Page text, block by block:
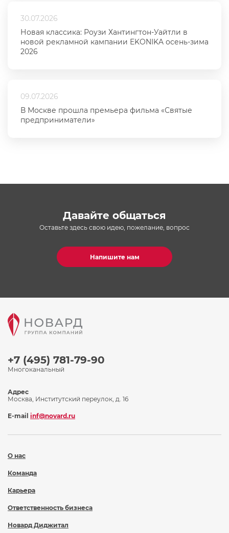
30.07.2026
Новая классика: Роузи Хантингтон-Уайтли в
новой рекламной кампании EKONIKA осень-зима
2026
09.07.2026
В Москве прошла премьера фильма «Святые
предприниматели»
Давайте общаться
Оставьте здесь свою идею, пожелание, вопрос
Напишите нам
+7 (495) 781-79-90
Многоканальный
О нас
Команда
Карьера
Ответственность бизнеса
Новард Диджитал
Адрес
Москва, Институтский переулок, д. 16
E-mail inf@novard.ru